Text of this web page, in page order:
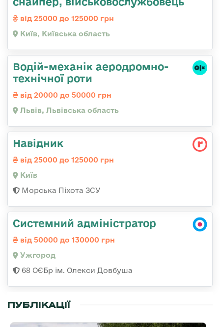
від 25000 до 125000 грн
Київ, Київська область
Водій-механік аеродромно-
технічної роти
від 20000 до 50000 грн
Львів, Львівська область
Навідник
від 25000 до 125000 грн
Київ
Морська Піхота ЗСУ
Системний адміністратор
від 50000 до 130000 грн
Ужгород
68 ОЄБр ім. Олекси Довбуша
ПУБЛІКАЦІЇ